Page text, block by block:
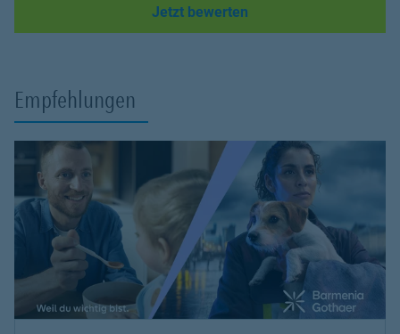
Jetzt bewerten
Empfehlungen